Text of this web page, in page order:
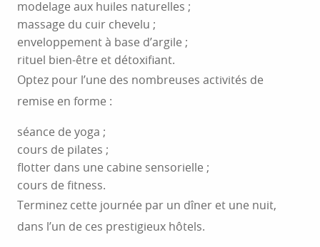
modelage aux huiles naturelles ;
massage du cuir chevelu ;
enveloppement à base d’argile ;
rituel bien-être et détoxifiant.
Optez pour l’une des nombreuses activités de
remise en forme :
séance de yoga ;
cours de pilates ;
flotter dans une cabine sensorielle ;
cours de fitness.
Terminez cette journée par un dîner et une nuit,
dans l’un de ces prestigieux hôtels.